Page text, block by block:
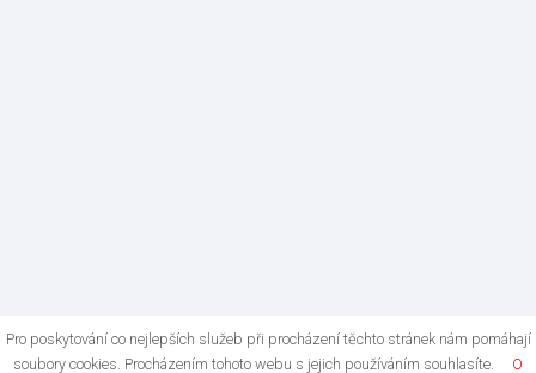
Pro poskytování co nejlepších služeb při procházení těchto stránek nám pomáhají
soubory cookies. Procházením tohoto webu s jejich používáním souhlasíte.
O